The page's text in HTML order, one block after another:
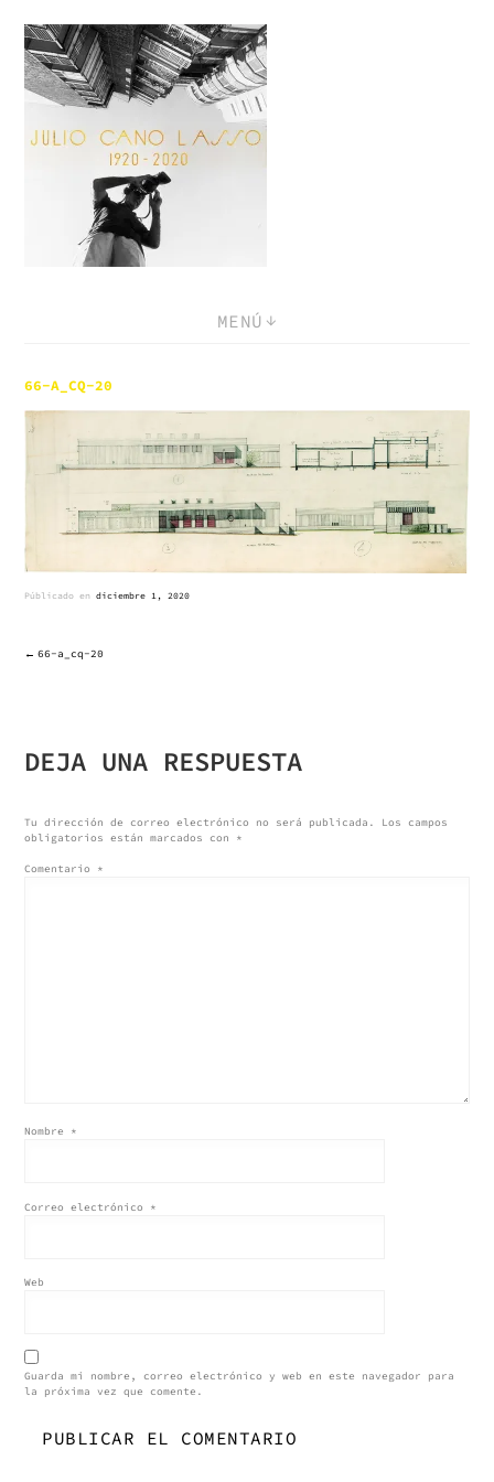
Saltar
al
contenido
MENÚ
66-A_CQ-20
Públicado endiciembre 1, 2020
NAVEGACIÓN
ENTRADAS
66-a_cq-20
DEJA UNA RESPUESTA
Tu dirección de correo electrónico no será publicada.
Los campos
obligatorios están marcados con *
Comentario *
Nombre *
Correo electrónico *
Web
Guarda mi nombre, correo electrónico y web en este navegador para
la próxima vez que comente.